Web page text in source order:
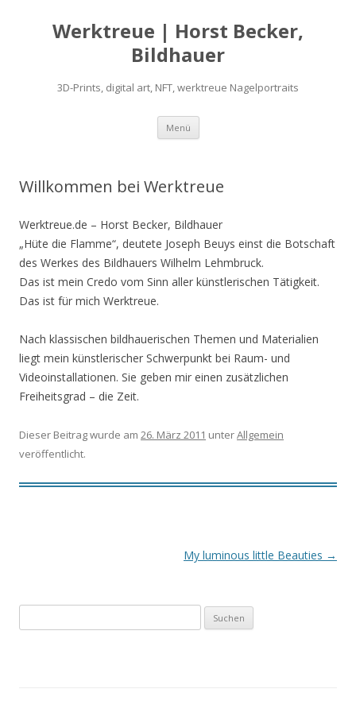
Werktreue | Horst Becker,
Bildhauer
3D-Prints, digital art, NFT, werktreue Nagelportraits
Menü Zum
springen
Willkommen bei Werktreue
Werktreue.de – Horst Becker, Bildhauer
„Hüte die Flamme“, deutete Joseph Beuys einst die Botschaft
des Werkes des Bildhauers Wilhelm Lehmbruck.
Das ist mein Credo vom Sinn aller künstlerischen Tätigkeit.
Das ist für mich Werktreue.
Nach klassischen bildhauerischen Themen und Materialien
liegt mein künstlerischer Schwerpunkt bei Raum- und
Videoinstallationen. Sie geben mir einen zusätzlichen
Freiheitsgrad – die Zeit.
Dieser Beitrag wurde am 26. März 2011 unterAllgemein
veröffentlicht.
My luminous little Beauties →
nach: